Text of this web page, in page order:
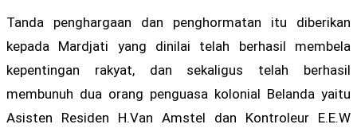
Tanda penghargaan dan penghormatan itu diberikan
kepada Mardjati yang dinilai telah berhasil membela
kepentingan rakyat, dan sekaligus telah berhasil
membunuh dua orang penguasa kolonial Belanda yaitu
Asisten Residen H.Van Amstel dan Kontroleur E.E.W